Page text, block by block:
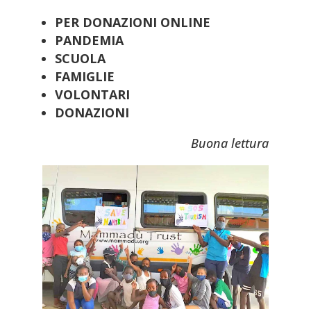
PER DONAZIONI ONLINE
PANDEMIA
SCUOLA
FAMIGLIE
VOLONTARI
DONAZIONI
Buona lettura